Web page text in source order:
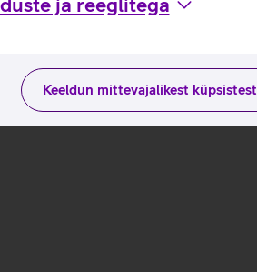
Keeldun mittevajalikest küpsistest